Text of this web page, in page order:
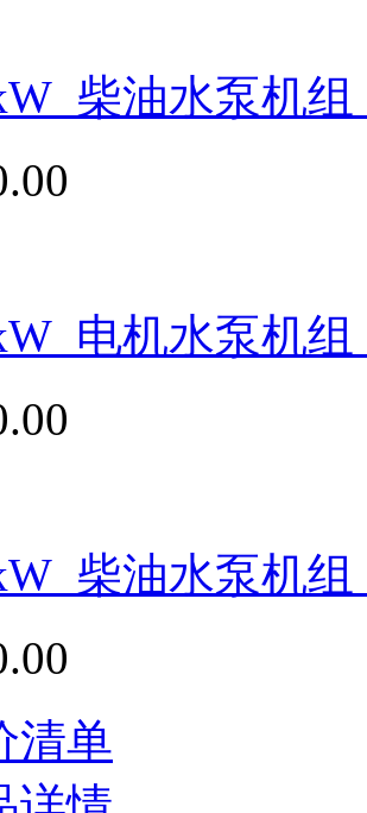
柴油水泵机
电机水泵机
柴油水泵机
清单